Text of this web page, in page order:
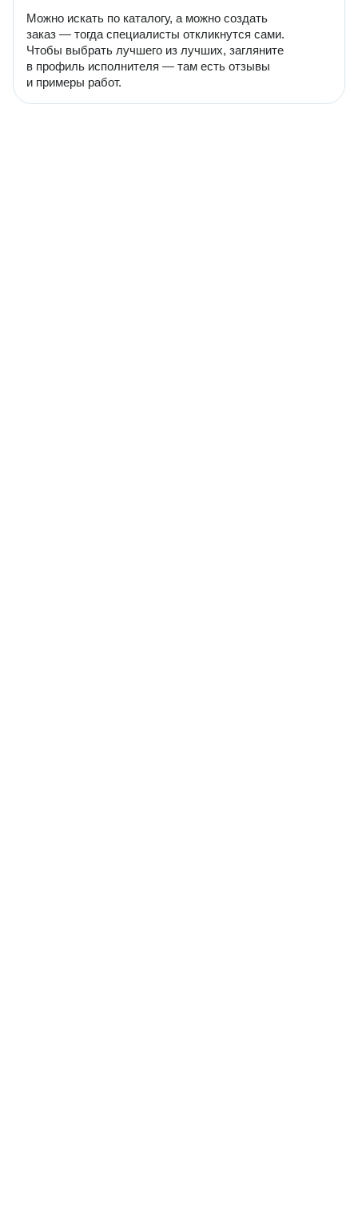
Можно искать по каталогу, а можно создать
заказ — тогда специалисты откликнутся сами.
Чтобы выбрать лучшего из лучших, загляните
в профиль исполнителя — там есть отзывы
и примеры работ.